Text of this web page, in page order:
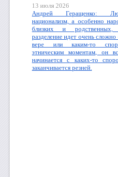
13 июля 2026
Андрей Геращенко:
национализм, а особенно
близких и родственных,
разделение идет очень сложно
вере или каким-то
этническим моментам, он
начинается с каких-то
заканчивается резней.